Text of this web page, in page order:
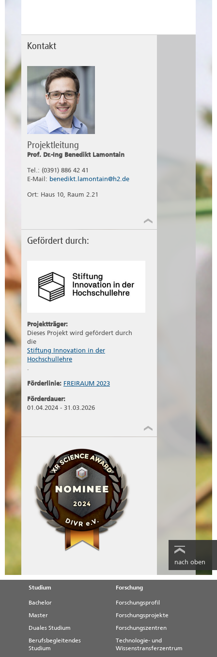
Kontakt
Projektleitung
Prof. Dr.-Ing Benedikt Lamontain
Tel.: (0391) 886 42 41
E-Mail: benedikt.lamontain@h2.de
Ort: Haus 10, Raum 2.21
Gefördert durch:
Projektträger:
Dieses Projekt wird gefördert durch
die
Stiftung Innovation in der
Hochschullehre
.
Förderlinie: FREIRAUM 2023
Förderdauer:
01.04.2024 - 31.03.2026
nach oben
Studium
Bachelor
Master
Duales Studium
Berufsbegleitendes
Studium
Forschung
Forschungsprofil
Forschungsprojekte
Forschungszentren
Technologie- und
Wissenstransferzentrum